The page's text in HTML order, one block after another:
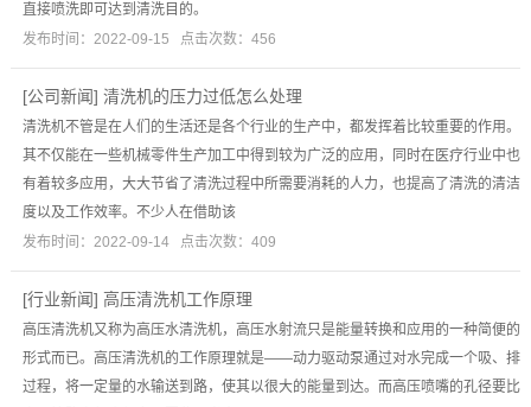
直接喷洗即可达到清洗目的。
发布时间：2022-09-15 点击次数：456
[公司新闻] 清洗机的压力过低怎么处理
清洗机不管是在人们的生活还是各个行业的生产中，都发挥着比较重要的作用。
其不仅能在一些机械零件生产加工中得到较为广泛的应用，同时在医疗行业中也
有着较多应用，大大节省了清洗过程中所需要消耗的人力，也提高了清洗的清洁
度以及工作效率。不少人在借助该
发布时间：2022-09-14 点击次数：409
[行业新闻] 高压清洗机工作原理
高压清洗机又称为高压水清洗机，高压水射流只是能量转换和应用的一种简便的
形式而已。高压清洗机的工作原理就是——动力驱动泵通过对水完成一个吸、排
过程，将一定量的水输送到路，使其以很大的能量到达。而高压喷嘴的孔径要比